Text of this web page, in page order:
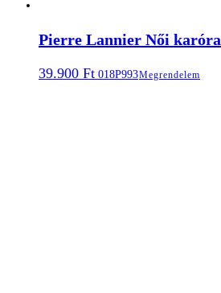
Pierre Lannier Női karóra
39.900 Ft 018P993Megrendelem